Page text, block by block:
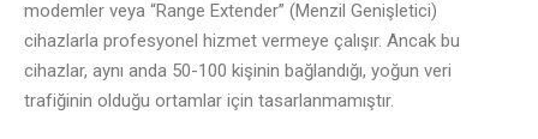
modemler veya “Range Extender” (Menzil Genişletici)
cihazlarla profesyonel hizmet vermeye çalışır. Ancak bu
cihazlar, aynı anda 50-100 kişinin bağlandığı, yoğun veri
trafiğinin olduğu ortamlar için tasarlanmamıştır.